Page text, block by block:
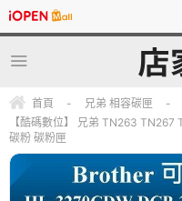
首頁 - 兄弟 相容碳匣 -
【酷碼數位】 兄弟 TN263
碳粉 碳粉匣